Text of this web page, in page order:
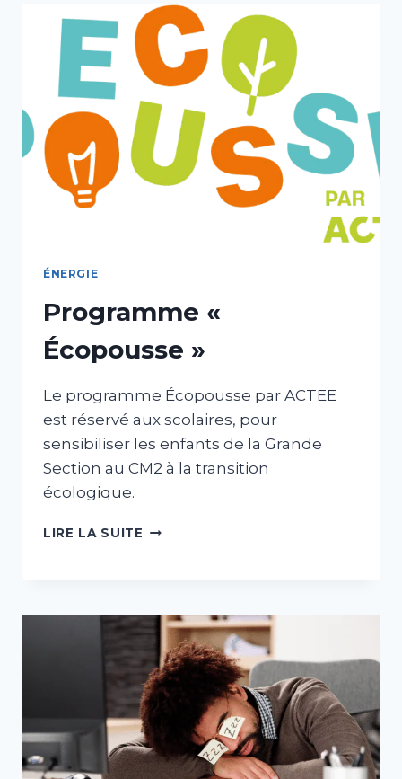
ÉNERGIE
Programme «
Écopousse »
Le programme Écopousse par ACTEE
est réservé aux scolaires, pour
sensibiliser les enfants de la Grande
Section au CM2 à la transition
écologique.
LIRE LA SUITE PROGRAMME